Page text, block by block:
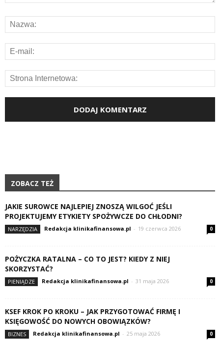
ZOBACZ TEŻ
JAKIE SUROWCE NAJLEPIEJ ZNOSZĄ WILGOĆ JEŚLI
PROJEKTUJEMY ETYKIETY SPOŻYWCZE DO CHŁODNI?
NARZĘDZIA Redakcja klinikafinansowa.pl - 19 czerwca 2026 0
POŻYCZKA RATALNA – CO TO JEST? KIEDY Z NIEJ
SKORZYSTAĆ?
PIENIĄDZE Redakcja klinikafinansowa.pl - 31 maja 2026 0
KSEF KROK PO KROKU – JAK PRZYGOTOWAĆ FIRMĘ I
KSIĘGOWOŚĆ DO NOWYCH OBOWIĄZKÓW?
BIZNES Redakcja klinikafinansowa.pl - 25 maja 2026 0